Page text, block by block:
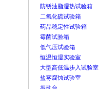
防锈油脂湿热试验箱
二氧化硫试验箱
药品稳定性试验箱
霉菌试验箱
低气压试验箱
恒温恒湿实验室
大型高低温步入试验室
盐雾腐蚀试验室